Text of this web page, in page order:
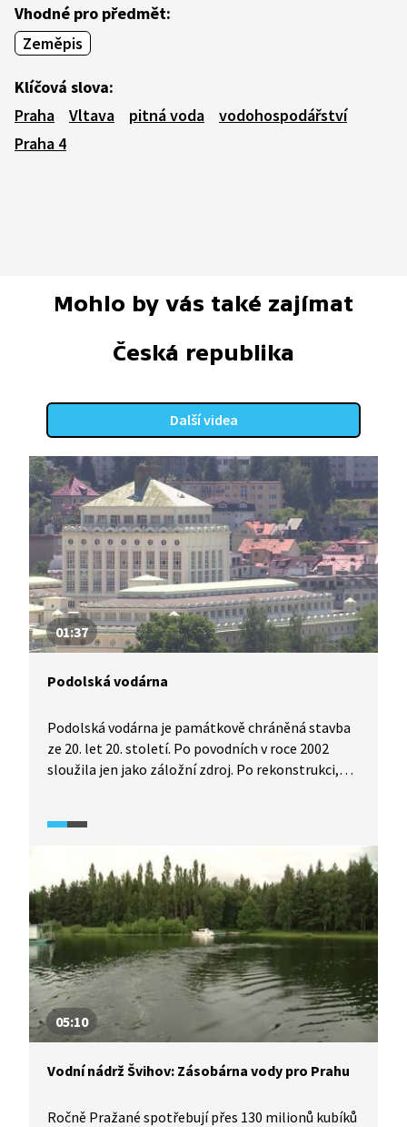
Vhodné pro předmět:
Zeměpis
Klíčová slova:
Praha
Vltava pitná voda
vodohospodářství
Praha 4
Mohlo by vás také zajímat
Česká republika
Další videa
01:37
Podolská vodárna
Podolská vodárna je památkově chráněná stavba
ze 20. let 20. století. Po povodních v roce 2002
sloužila jen jako záložní zdroj. Po rekonstrukci,
vodu z Vltavy do vodovodní sítě.
05:10
Vodní nádrž Švihov: Zásobárna vody pro Prahu
Ročně Pražané spotřebují přes 130 milionů kubíků